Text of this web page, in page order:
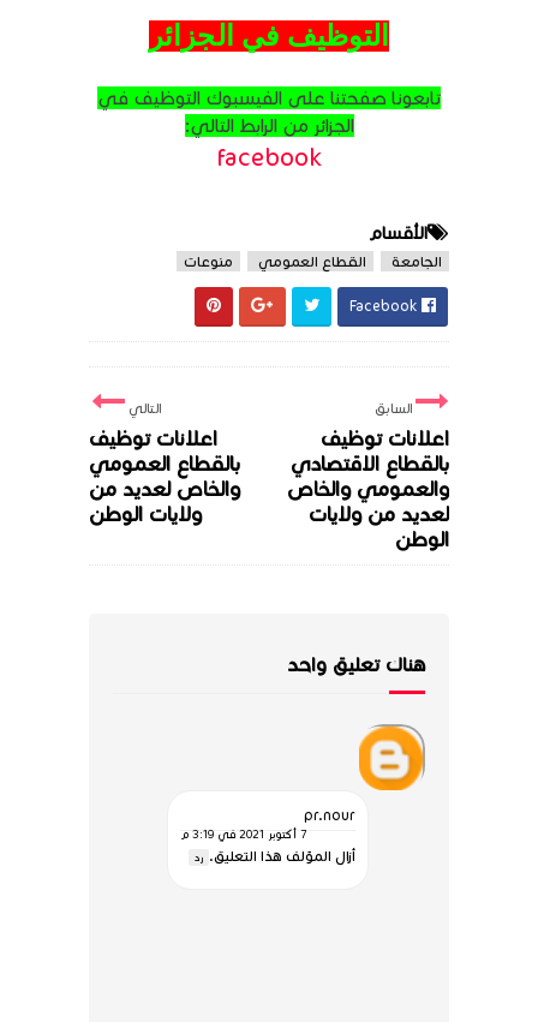
التوظيف في الجزائر
تابعونا صفحتنا على الفيسبوك التوظيف في
الجزائر من الرابط التالي:
facebook
الأقسام
الجامعة القطاع العمومي منوعات
التالي
اعلانات توظيف
بالقطاع العمومي
والخاص لعديد من
ولايات الوطن
السابق
اعلانات توظيف
بالقطاع الاقتصادي
والعمومي والخاص
لعديد من ولايات
الوطن
هناك تعليق واحد
pr.nour
7 أكتوبر 2021 في 3:19 م
أزال المؤلف هذا التعليق. رد